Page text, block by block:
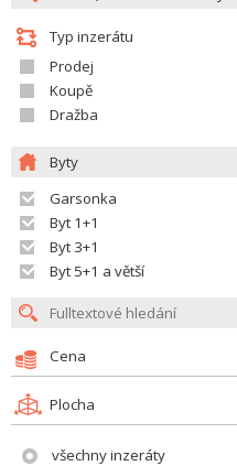
Typ inzerátu
Prodej
Koupě
Dražba
Byty
Garsonka
Byt 1+1
Byt 3+1
Byt 5+1 a větší
Cena
Plocha
všechny inzeráty